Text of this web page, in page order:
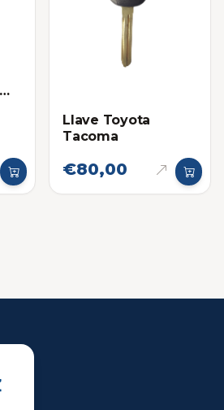
Llave Toyota
Tacoma
€80,00